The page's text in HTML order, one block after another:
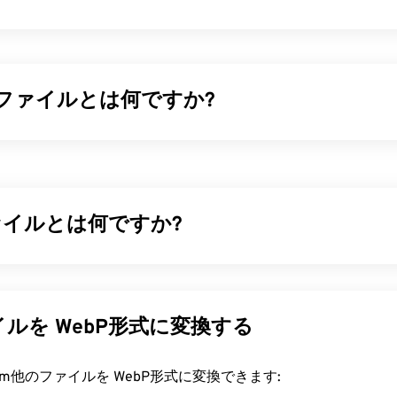
ァイルとは何ですか?
ンソースのRAWファイルとプロプライエタリなRAWファイ
く最良の方法は、カメラメーカーが専用に開発したソフト
カーは、自社のカメラで撮影されたRAWファイルに独自の
Sony（SR2）、Epson（ERF）、Kodak（KDC）、Panasonic
ルとは何ですか?
ファイルと比較して最大30%もサイズが小さく、画質は同等
ジやモバイルアプリケーションで高速に読み込まれます。
ルを開くにはどうすればいいですか?
を WebP形式に変換する
他のファイルを WebP形式に変換できます: